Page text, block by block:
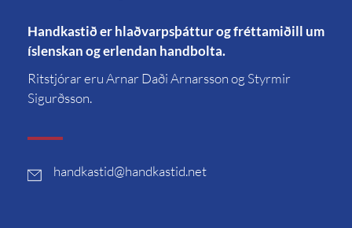
Handkastið er hlaðvarpsþáttur og fréttamiðill um
íslenskan og erlendan handbolta.
Ritstjórar eru Arnar Daði Arnarsson og Styrmir
Sigurðsson.
handkastid@handkastid.net